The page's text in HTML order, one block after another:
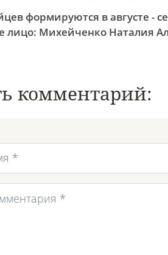
формируются в августе -
лицо: Михейченко Наталия
комментарий: